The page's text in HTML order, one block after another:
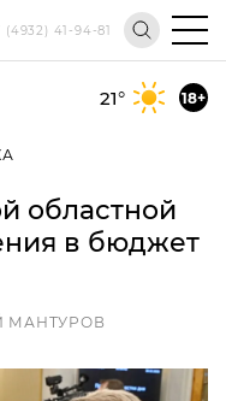
(4932) 41-94-81
21° 18+
областной
в бюджет
МАНТУРОВ